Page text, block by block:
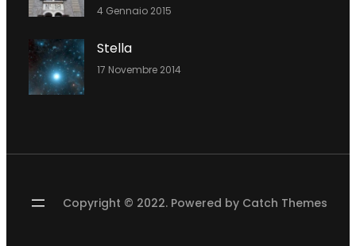
4 Gennaio 2015
Stella
17 Novembre 2014
Copyright © 2022. Powered by Catch Themes